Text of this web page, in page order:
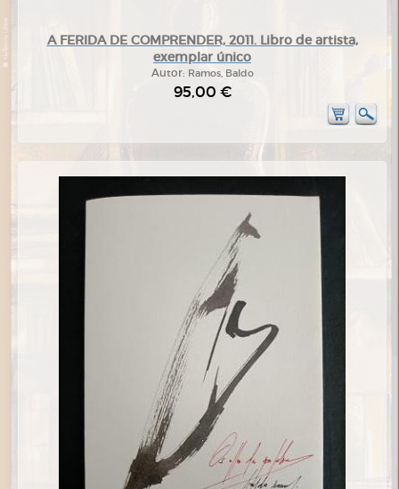
A FERIDA DE COMPRENDER, 2011. Libro de artista,
exemplar único
Autor: Ramos, Baldo
95,00 €